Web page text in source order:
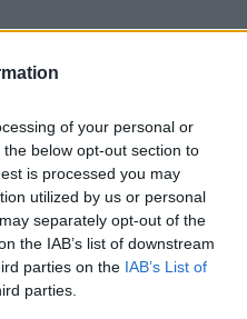
of your personal or
below opt-out section to
is processed you may
utilized by us or personal
separately opt-out of the
the IAB’s list of downstream
parties on the IAB’s List of
parties.